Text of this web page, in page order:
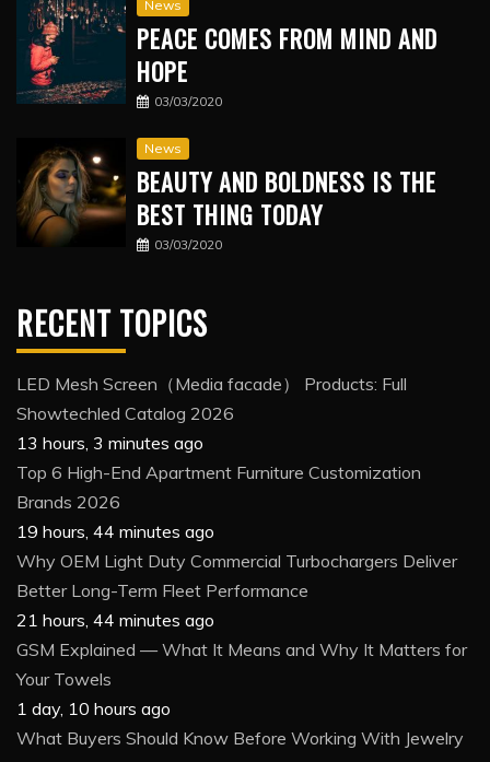
News
PEACE COMES FROM MIND AND
HOPE
03/03/2020
News
BEAUTY AND BOLDNESS IS THE
BEST THING TODAY
03/03/2020
RECENT TOPICS
LED Mesh Screen（Media facade） Products: Full
Showtechled Catalog 2026
13 hours, 3 minutes ago
Top 6 High-End Apartment Furniture Customization
Brands 2026
19 hours, 44 minutes ago
Why OEM Light Duty Commercial Turbochargers Deliver
Better Long-Term Fleet Performance
21 hours, 44 minutes ago
GSM Explained — What It Means and Why It Matters for
Your Towels
1 day, 10 hours ago
What Buyers Should Know Before Working With Jewelry